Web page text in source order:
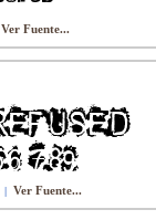
Ver Fuente...
| Ver Fuente...